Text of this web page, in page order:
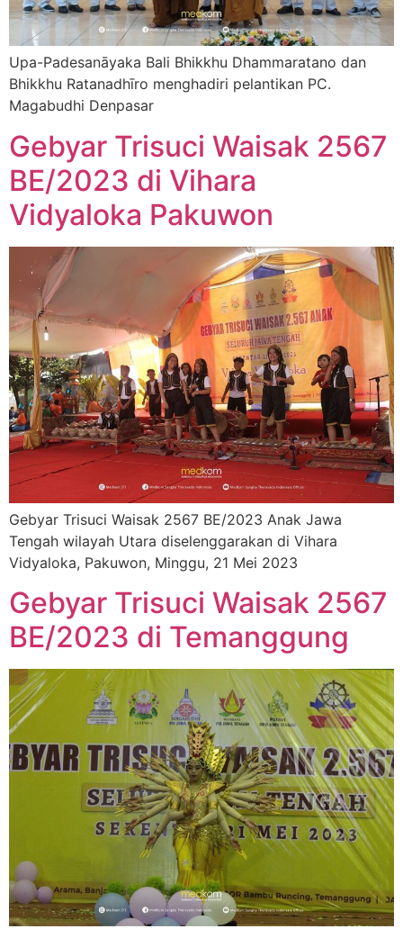
Upa-Padesanāyaka Bali Bhikkhu Dhammaratano dan
Bhikkhu Ratanadhīro menghadiri pelantikan PC.
Magabudhi Denpasar
Gebyar Trisuci Waisak 2567
BE/2023 di Vihara
Vidyaloka Pakuwon
Gebyar Trisuci Waisak 2567 BE/2023 Anak Jawa
Tengah wilayah Utara diselenggarakan di Vihara
Vidyaloka, Pakuwon, Minggu, 21 Mei 2023
Gebyar Trisuci Waisak 2567
BE/2023 di Temanggung